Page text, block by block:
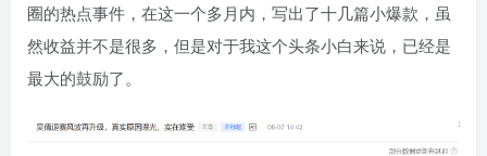
圈的热点事件，在这一个多月内，写出了十几篇小爆款，虽
然收益并不是很多，但是对于我这个头条小白来说，已经是
最大的鼓励了。